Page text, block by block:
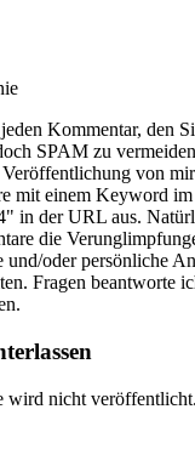
Kommentar, den
SPAM zu
von
mit einem Keyword
in der URL aus.
die
und/oder persönliche
Fragen beantworte
wird nicht veröffentlicht.